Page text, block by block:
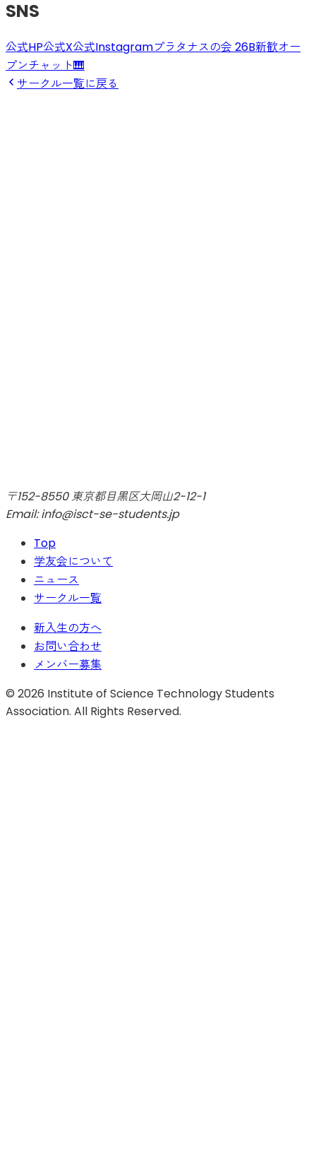
SNS
公式HP公式X公式Instagramプラタナスの会 26B新歓オー
プンチャット🎹
サークル一覧に戻る
〒152-8550 東京都目黒区大岡山2-12-1
Email: info@isct-se-students.jp
Top
学友会について
ニュース
サークル一覧
新入生の方へ
お問い合わせ
メンバー募集
© 2026 Institute of Science Technology Students
Association. All Rights Reserved.